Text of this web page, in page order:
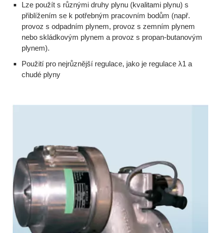
Lze použít s různými druhy plynu (kvalitami plynu) s
přiblížením se k potřebným pracovním bodům (např.
provoz s odpadním plynem, provoz s zemním plynem
nebo skládkovým plynem a provoz s propan-butanovým
plynem).
Použití pro nejrůznější regulace, jako je regulace λ1 a
chudé plyny